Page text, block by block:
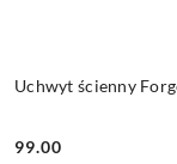
Uchwyt ścienny
99.00